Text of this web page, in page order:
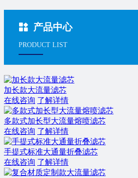
产品中心
PRODUCT LIST
加长款大流量滤芯
在线咨询 了解详情
多款式加长型大流量熔喷滤芯
在线咨询 了解详情
手提式标准大通量折叠滤芯
在线咨询 了解详情